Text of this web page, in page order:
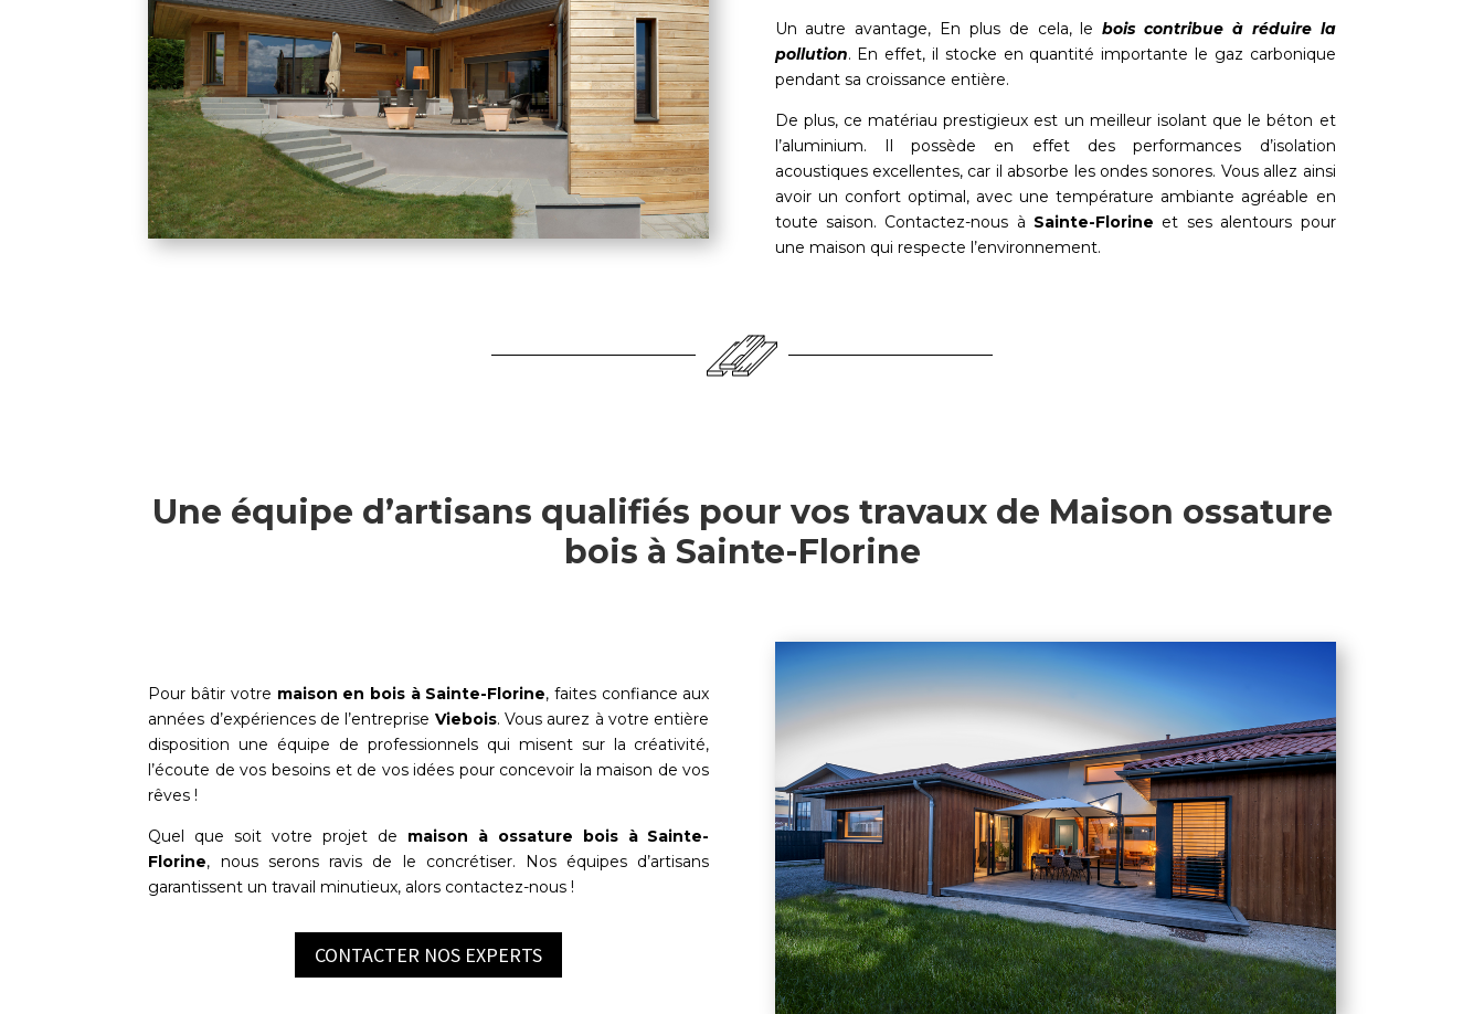
Un autre avantage, En plus de cela, lebois contribue à réduire la
pollution. En effet, il stocke en quantité importante le gaz carbonique
pendant sa croissance entière.
De plus, ce matériau prestigieux est un meilleur isolant que le béton et
l’aluminium. Il possède en effet des performances d’isolation
acoustiques excellentes, car il absorbe les ondes sonores. Vous allez ainsi
avoir un confort optimal, avec une température ambiante agréable en
toute saison. Contactez-nous à Sainte-Florine et ses alentours pour
une maison qui respecte l’environnement.
Une équipe d’artisans qualifiés pour vos travaux de Maison ossature
bois à Sainte-Florine
Pour bâtir votre maison en bois à Sainte-Florine, faites confiance aux
années d’expériences de l’entreprise Viebois. Vous aurez à votre entière
disposition une équipe de professionnels qui misent sur la créativité,
l’écoute de vos besoins et de vos idées pour concevoir la maison de vos
rêves !
Quel que soit votre projet de maison à ossature bois à Sainte-
Florine, nous serons ravis de le concrétiser. Nos équipes d’artisans
garantissent un travail minutieux, alors contactez-nous !
CONTACTER NOS EXPERTS